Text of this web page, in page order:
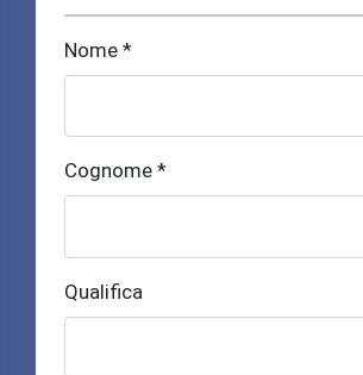
Nome *
Cognome *
Qualifica